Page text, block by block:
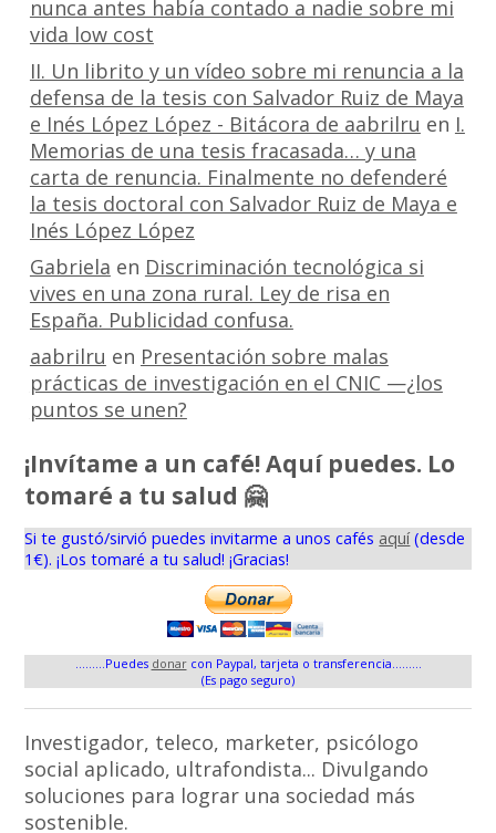
nunca antes había contado a nadie sobre mi
vida low cost
II. Un librito y un vídeo sobre mi renuncia a la
defensa de la tesis con Salvador Ruiz de Maya
e Inés López López - Bitácora de aabrilru en I.
Memorias de una tesis fracasada… y una
carta de renuncia. Finalmente no defenderé
la tesis doctoral con Salvador Ruiz de Maya e
Inés López López
Gabriela en Discriminación tecnológica si
vives en una zona rural. Ley de risa en
España. Publicidad confusa.
aabrilru en Presentación sobre malas
prácticas de investigación en el CNIC —¿los
puntos se unen?
¡Invítame a un café! Aquí puedes. Lo
tomaré a tu salud 🤗
Si te gustó/sirvió puedes invitarme a unos cafés aquí(desde
1€). ¡Los tomaré a tu salud! ¡Gracias!
.........Puedes donarcon Paypal, tarjeta o transferencia.........
(Es pago seguro)
Investigador, teleco, marketer, psicólogo
social aplicado, ultrafondista... Divulgando
soluciones para lograr una sociedad más
sostenible.